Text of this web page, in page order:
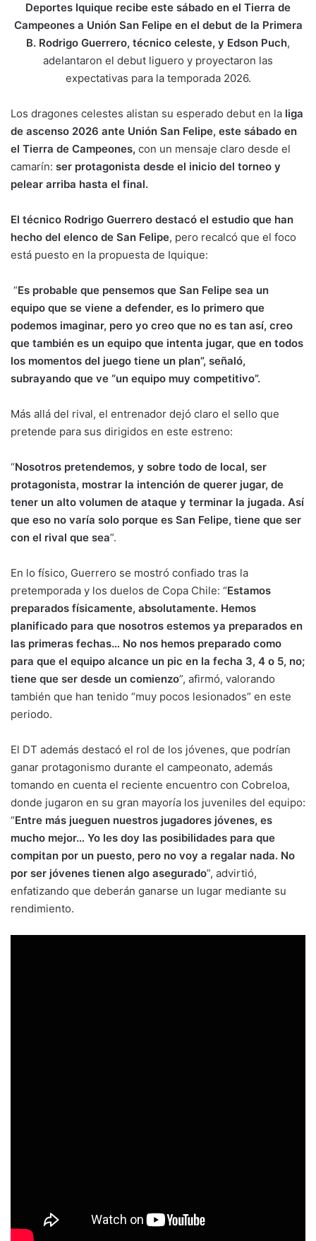
Deportes Iquique recibe este sábado en el Tierra de
Campeones a Unión San Felipe en el debut de la Primera
B. Rodrigo Guerrero, técnico celeste, y Edson Puch,
adelantaron el debut liguero y proyectaron las
expectativas para la temporada 2026.
Los dragones celestes alistan su esperado debut en la liga
de ascenso 2026 ante Unión San Felipe, este sábado en
el Tierra de Campeones, con un mensaje claro desde el
camarín: ser protagonista desde el inicio del torneo y
pelear arriba hasta el final.
El técnico Rodrigo Guerrero destacó el estudio que han
hecho del elenco de San Felipe, pero recalcó que el foco
está puesto en la propuesta de Iquique:
“Es probable que pensemos que San Felipe sea un
equipo que se viene a defender, es lo primero que
podemos imaginar, pero yo creo que no es tan así, creo
que también es un equipo que intenta jugar, que en todos
los momentos del juego tiene un plan”, señaló,
subrayando que ve “un equipo muy competitivo”.
Más allá del rival, el entrenador dejó claro el sello que
pretende para sus dirigidos en este estreno:
“Nosotros pretendemos, y sobre todo de local, ser
protagonista, mostrar la intención de querer jugar, de
tener un alto volumen de ataque y terminar la jugada. Así
que eso no varía solo porque es San Felipe, tiene que ser
con el rival que sea”.
En lo físico, Guerrero se mostró confiado tras la
pretemporada y los duelos de Copa Chile: “Estamos
preparados físicamente, absolutamente. Hemos
planificado para que nosotros estemos ya preparados en
las primeras fechas… No nos hemos preparado como
para que el equipo alcance un pic en la fecha 3, 4 o 5, no;
tiene que ser desde un comienzo”, afirmó, valorando
también que han tenido “muy pocos lesionados” en este
periodo.
El DT además destacó el rol de los jóvenes, que podrían
ganar protagonismo durante el campeonato, además
tomando en cuenta el reciente encuentro con Cobreloa,
donde jugaron en su gran mayoría los juveniles del equipo:
“Entre más jueguen nuestros jugadores jóvenes, es
mucho mejor… Yo les doy las posibilidades para que
compitan por un puesto, pero no voy a regalar nada. No
por ser jóvenes tienen algo asegurado”, advirtió,
enfatizando que deberán ganarse un lugar mediante su
rendimiento.